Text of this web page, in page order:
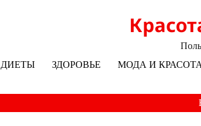
ДИЕТЫ ЗДОРОВЬЕ МОДА И